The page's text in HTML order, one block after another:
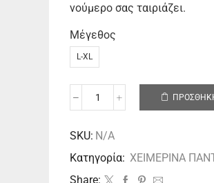
νούμερο σας ταιριάζει.
Μέγεθος
L-XL
SKU: N/A
Κατηγορία: ΧΕΙΜΕΡΙΝΑ
Share: